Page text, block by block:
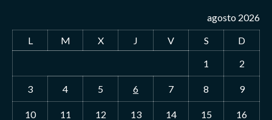
agosto 2026
L
M X J V S
D
1
2
3 4 5 6 7 8 9
10 11 12 13 14 15 16